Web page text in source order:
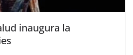
inaugura la